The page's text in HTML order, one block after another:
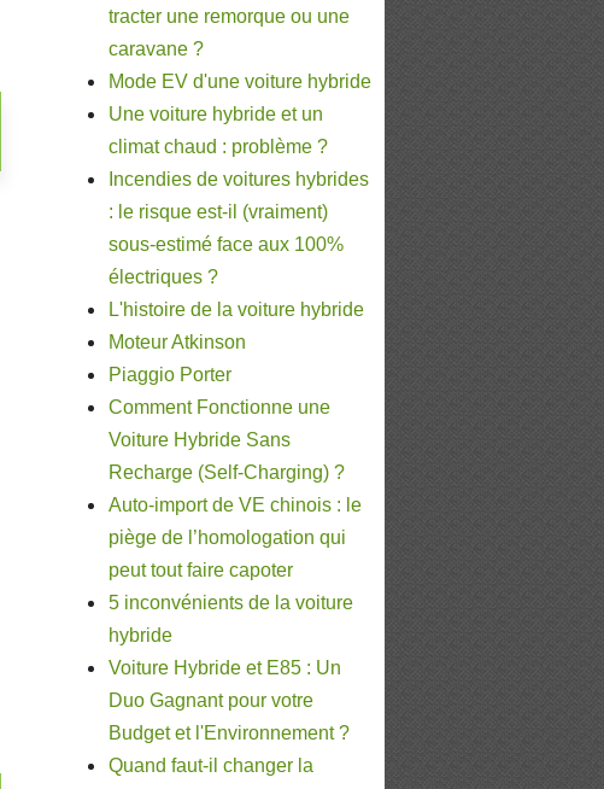
tracter une remorque ou une
caravane ?
Mode EV d'une voiture hybride
Une voiture hybride et un
climat chaud : problème ?
Incendies de voitures hybrides
: le risque est-il (vraiment)
sous-estimé face aux 100%
électriques ?
L'histoire de la voiture hybride
Moteur Atkinson
Piaggio Porter
Comment Fonctionne une
Voiture Hybride Sans
Recharge (Self-Charging) ?
Auto-import de VE chinois : le
piège de l’homologation qui
peut tout faire capoter
5 inconvénients de la voiture
hybride
Voiture Hybride et E85 : Un
Duo Gagnant pour votre
Budget et l'Environnement ?
Quand faut-il changer la